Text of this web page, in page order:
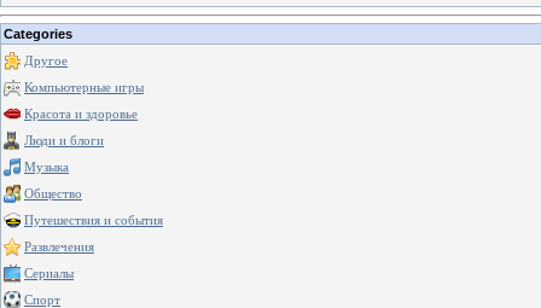
Categories
Другое
Компьютерные игры
Красота и здоровье
Люди и блоги
Музыка
Общество
Путешествия и события
Развлечения
Сериалы
Спорт